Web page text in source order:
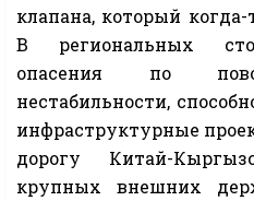
клапана, который
В региональных
опасения по
нестабильности,
инфраструктурные
дорогу Китай-
крупных внешних